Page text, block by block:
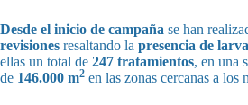
Desde el inicio de campaña se han
revisiones resaltando la presencia de
ellas un total de 247 tratamientos, en una
de 146.000 m2 en las zonas cercanas a los